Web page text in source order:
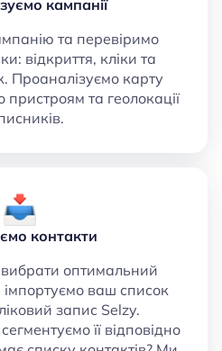
кампанії
та перевіримо
відкриття, кліки та
Проаналізуємо карту
пристроям та геолокації
контакти
оптимальний
ваш список
запис Selzy.
її відповідно